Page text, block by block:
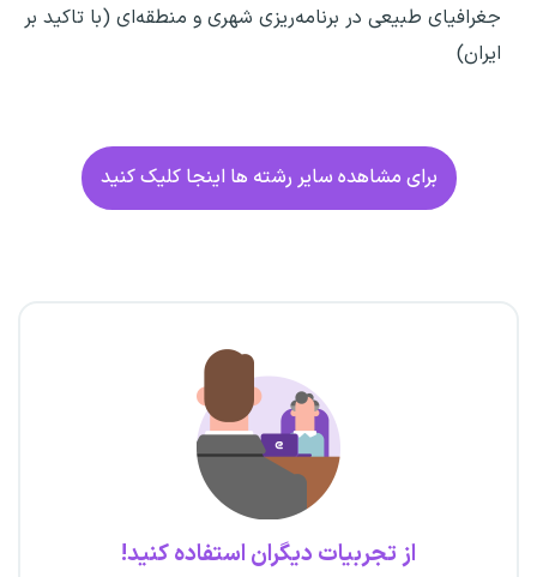
جغرافیای طبیعی در برنامه‌ریزی شهری و منطقه‌ای (با تاکید بر
ایران)
برای مشاهده سایر رشته ها اینجا کلیک کنید
از تجربیات دیگران استفاده کنید!